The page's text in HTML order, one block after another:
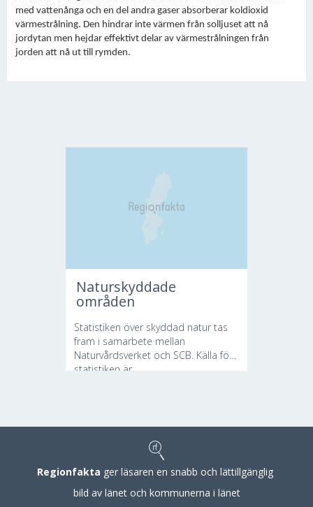
med vattenånga och en del andra gaser absorberar koldioxid
värmestrålning. Den hindrar inte värmen från solljuset att nå
jordytan men hejdar effektivt delar av värmestrålningen från
jorden att nå ut till rymden.
Naturskyddade
områden
Statistiken över skyddad natur tas
fram i samarbete mellan
Naturvårdsverket och SCB. Källa för
statistiken är...
Regionfakta ger läsaren en snabb och lättillgänglig
bild av länet och kommunerna i länet